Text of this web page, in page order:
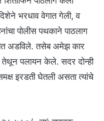
भरधाव वेगात गेली, व
पोलीस पथकाने पाठलाग
अडविले. तसेब अमेझ कार
तेथून पलायन केले. सदर दोन्ही
इरडती घेतली असता त्यांचे